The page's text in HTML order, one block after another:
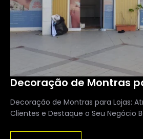
Decoração de Montras
Decoração de Montras para Lojas:
Clientes e Destaque o Seu Negócio